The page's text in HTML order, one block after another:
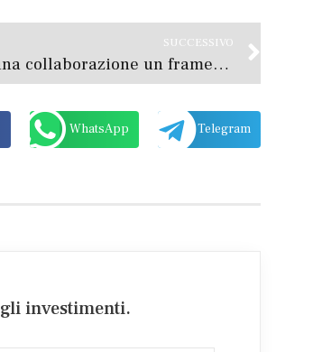
SUCCESSIVO
Nasce da una collaborazione un framework per il rischio climatico
WhatsApp Telegram
investimenti.